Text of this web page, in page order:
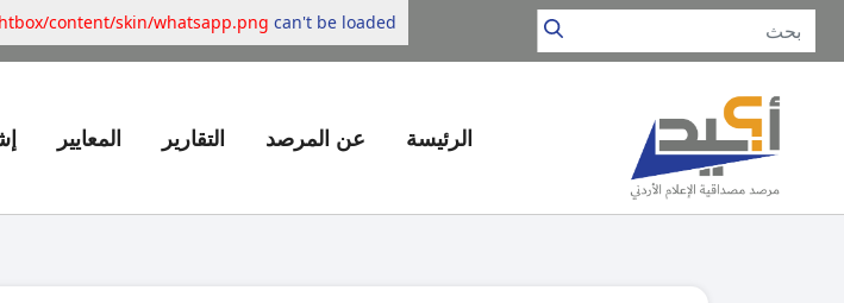
الرئيسة عن المرصد التقارير المعايير
content/skin/whatsapp.png can't be loaded.